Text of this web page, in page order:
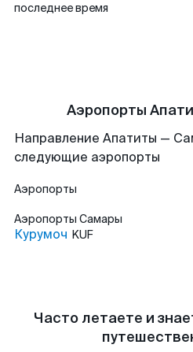
последнее время
Аэропорты
Направление Апатиты —
следующие аэропорты
Аэропорты
Аэропорты Самары
Курумоч KUF
Часто летаете и